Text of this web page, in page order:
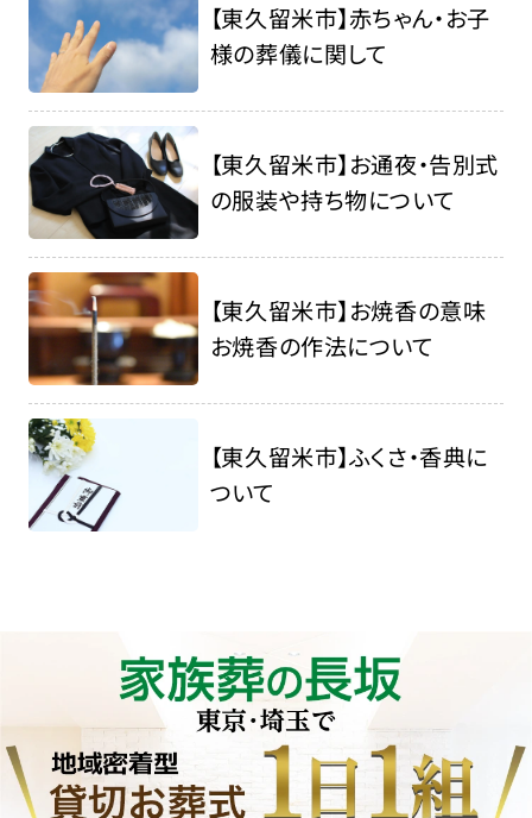
【東久留米市】赤ちゃん・お子
様の葬儀に関して
【東久留米市】お通夜・告別式
の服装や持ち物について
【東久留米市】お焼香の意味
お焼香の作法について
【東久留米市】ふくさ・香典に
ついて